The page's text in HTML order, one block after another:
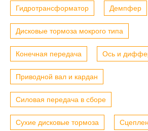
Гидротрансформатор Демпфер
Дисковые тормоза мокрого типа
Конечная передача Ось и
Приводной вал и кардан
Силовая передача в сборе
Сухие дисковые тормоза